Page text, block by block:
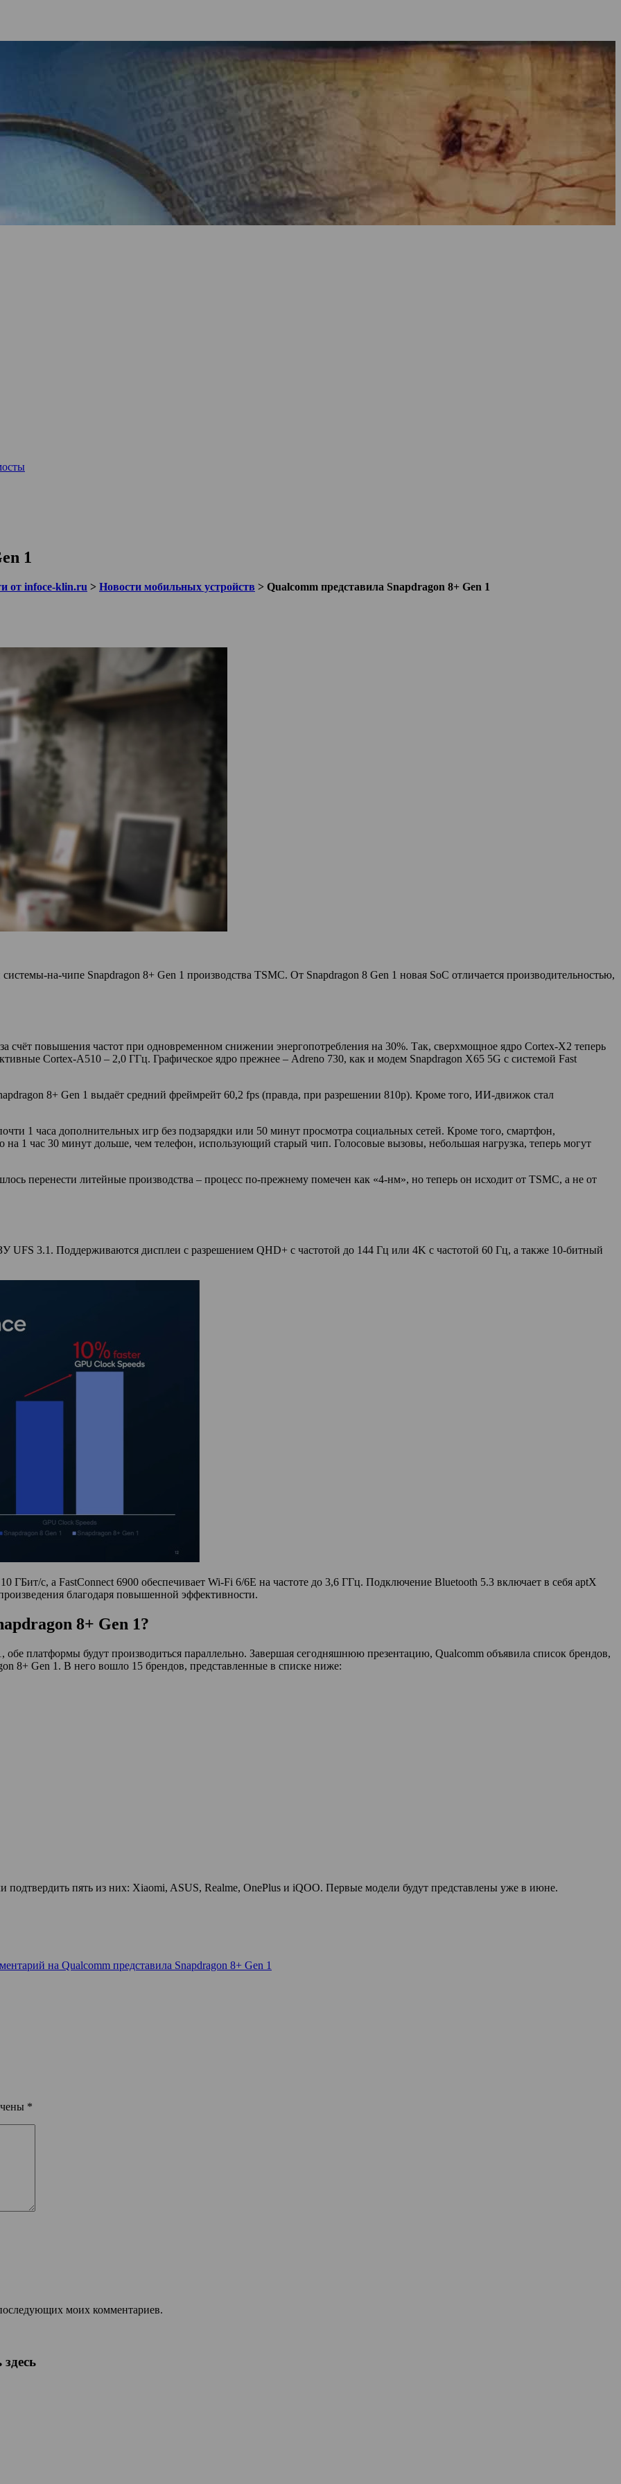
1
от infoce-klin.ru > Новости мобильных устройств > Qualcomm представила Snapdragon 8+ Gen 1
на-чипе Snapdragon 8+ Gen 1 производства TSMC. От Snapdragon 8 Gen 1 новая SoC отличается производительностью,
счёт повышения частот при одновременном снижении энергопотребления на 30%. Так, сверхмощное ядро Cortex-X2 теперь
Cortex-A510 – 2,0 ГГц. Графическое ядро прежнее – Adreno 730, как и модем Snapdragon X65 5G с системой Fast
8+ Gen 1 выдаёт средний фреймрейт 60,2 fps (правда, при разрешении 810p). Кроме того, ИИ-движок стал
1 часа дополнительных игр без подзарядки или 50 минут просмотра социальных сетей. Кроме того, смартфон,
1 час 30 минут дольше, чем телефон, использующий старый чип. Голосовые вызовы, небольшая нагрузка, теперь могут
перенести литейные производства – процесс по-прежнему помечен как «4-нм», но теперь он исходит от TSMC, а не от
3.1. Поддерживаются дисплеи с разрешением QHD+ с частотой до 144 Гц или 4K с частотой 60 Гц, а также 10-битный
ГБит/с, а FastConnect 6900 обеспечивает Wi-Fi 6/6E на частоте до 3,6 ГГц. Подключение Bluetooth 5.3 включает в себя aptX
благодаря повышенной эффективности.
8+ Gen 1?
обе платформы будут производиться параллельно. Завершая сегодняшнюю презентацию, Qualcomm объявила список брендов,
8+ Gen 1. В него вошло 15 брендов, представленные в списке ниже:
пять из них: Xiaomi, ASUS, Realme, OnePlus и iQOO. Первые модели будут представлены уже в июне.
на Qualcomm представила Snapdragon 8+ Gen 1
*
моих комментариев.